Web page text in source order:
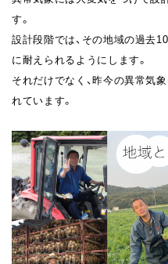
す。
設計段階では、その地域の過去
に耐えられるようにします。
それだけでなく、昨今の異常気
れています。